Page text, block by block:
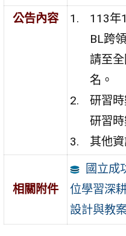
公告內容
113年
BL跨
請至
名。
研習
研習時
其他
相關附件
國立成
位學習深
設計與教